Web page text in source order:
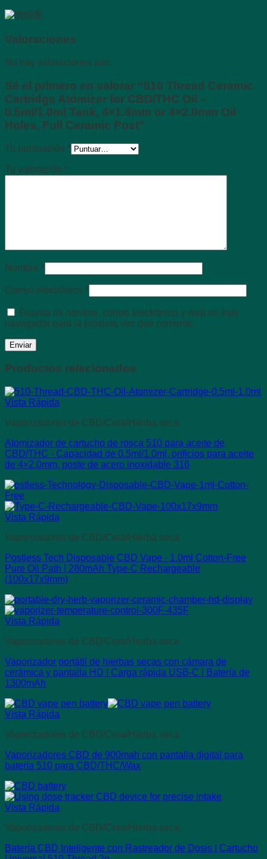
Valoraciones
No hay valoraciones aún.
Sé el primero en valorar “510 Thread Ceramic
Cartridge Atomizer for CBD/THC Oil –
0.5ml/1.0ml Tank, 4×1.8mm or 4×2.0mm Oil
Holes, Full Ceramic Post”
Tu puntuación *
Tu valoración *
Nombre *
Correo electrónico *
Guarda mi nombre, correo electrónico y web en este
navegador para la próxima vez que comente.
Productos relacionados
Vista Rápida
Vaporizadores de CBD/Cera/Hierba seca
Atomizador de cartucho de rosca 510 para aceite de
CBD/THC - Capacidad de 0.5ml/1.0ml, orificios para aceite
de 4×2.0mm, poste de acero inoxidable 316
Vista Rápida
Vaporizadores de CBD/Cera/Hierba seca
Postless Tech Disposable CBD Vape - 1.0ml Cotton-Free
Pure Oil Path | 280mAh Type-C Rechargeable
(100x17x9mm)
Vista Rápida
Vaporizadores de CBD/Cera/Hierba seca
Vaporizador portátil de hierbas secas con cámara de
cerámica y pantalla HD | Carga rápida USB-C | Batería de
1300mAh
Vista Rápida
Vaporizadores de CBD/Cera/Hierba seca
Vaporizadores CBD de 900mah con pantalla digital para
batería 510 para CBD/THC/Wax
Vista Rápida
Vaporizadores de CBD/Cera/Hierba seca
Batería CBD Inteligente con Rastreador de Dosis | Cartucho